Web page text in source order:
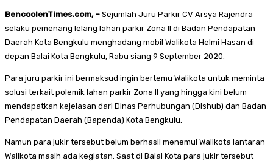
BencoolenTimes.com, – Sejumlah Juru Parkir CV Arsya Rajendra
selaku pemenang lelang lahan parkir Zona II di Badan Pendapatan
Daerah Kota Bengkulu menghadang mobil Walikota Helmi Hasan di
depan Balai Kota Bengkulu, Rabu siang 9 September 2020.
Para juru parkir ini bermaksud ingin bertemu Walikota untuk meminta
solusi terkait polemik lahan parkir Zona II yang hingga kini belum
mendapatkan kejelasan dari Dinas Perhubungan (Dishub) dan Badan
Pendapatan Daerah (Bapenda) Kota Bengkulu.
Namun para jukir tersebut belum berhasil menemui Walikota lantaran
Walikota masih ada kegiatan. Saat di Balai Kota para jukir tersebut